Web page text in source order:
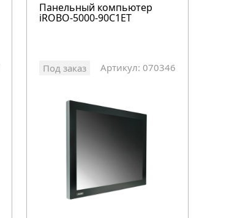
Панельный компьютер
iROBO-5000-90C1ET
Под заказ Артикул: 070346